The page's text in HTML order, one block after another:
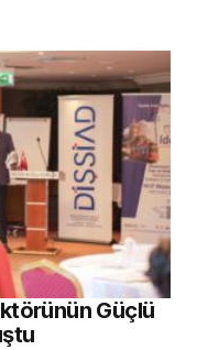
Güçlü